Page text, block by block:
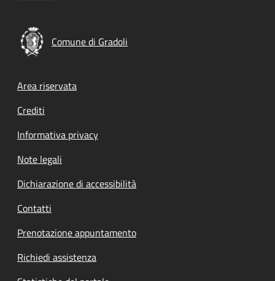
Comune di Gradoli
Footer menu
Area riservata
Crediti
Informativa privacy
Note legali
Dichiarazione di accessibilità
Contatti
Prenotazione appuntamento
Richiedi assistenza